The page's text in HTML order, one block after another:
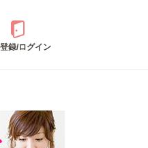
録/ログイン